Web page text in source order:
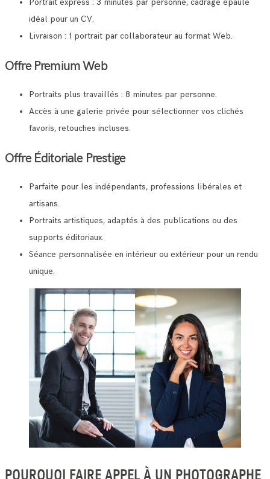
Portrait express : 3 minutes par personne, cadrage épaule
idéal pour un CV.
Livraison : 1 portrait par collaborateur au format Web.
Offre Premium Web
Portraits plus travaillés : 8 minutes par personne.
Accès à une galerie privée pour sélectionner vos clichés
favoris, retouches incluses.
Offre Éditoriale Prestige
Parfaite pour les indépendants, professions libérales et
artisans.
Portraits artistiques, adaptés à des publications ou des
supports éditoriaux.
Séance personnalisée en intérieur ou extérieur pour un rendu
unique.
POURQUOI FAIRE APPEL À UN PHOTOGRAPHE